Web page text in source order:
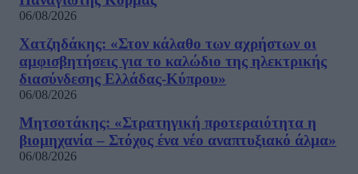
06/08/2026
Χατζηδάκης: «Στον κάλαθο των αχρήστων οι
αμφισβητήσεις για το καλώδιο της ηλεκτρικής
διασύνδεσης Ελλάδας-Κύπρου»
06/08/2026
Μητσοτάκης: «Στρατηγική προτεραιότητα η
βιομηχανία – Στόχος ένα νέο αναπτυξιακό άλμα»
06/08/2026